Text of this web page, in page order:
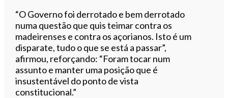
“O Governo foi derrotado e bem derrotado
numa questão que quis teimar contra os
madeirenses e contra os açorianos. Isto é um
disparate, tudo o que se está a passar”,
afirmou, reforçando: “Foram tocar num
assunto e manter uma posição que é
insustentável do ponto de vista
constitucional.”